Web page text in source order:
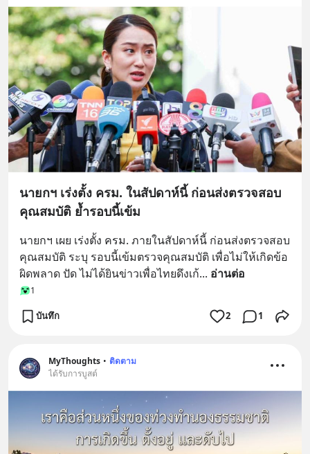
นายกฯ เร่งตั้ง ครม. ในสัปดาห์นี้ ก่อนส่งตรวจสอบ
คุณสมบัติ ย้ำรอบนี้เข้ม
นายกฯ เผย เร่งตั้ง ครม. ภายในสัปดาห์นี้ ก่อนส่งตรวจสอบ
คุณสมบัติ ระบุ รอบนี้เข้มตรวจคุณสมบัติ เพื่อไม่ให้เกิดข้อ
ผิดพลาด ปัด ไม่ได้ยินข่าวเพื่อไทยดึงเก้... อ่านต่อ
1
บันทึก 2 1
MyThoughts • ติดตาม
ได้รับการบูสต์